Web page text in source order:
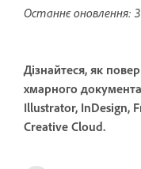
Останнє оновлення:
Дізнайтеся, як
хмарного
Illustrator, InDesign,
Creative Cloud.